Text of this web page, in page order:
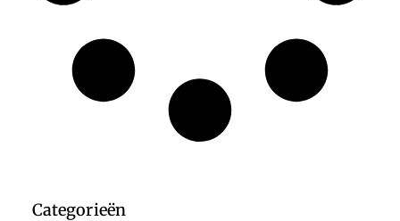
Categorieën